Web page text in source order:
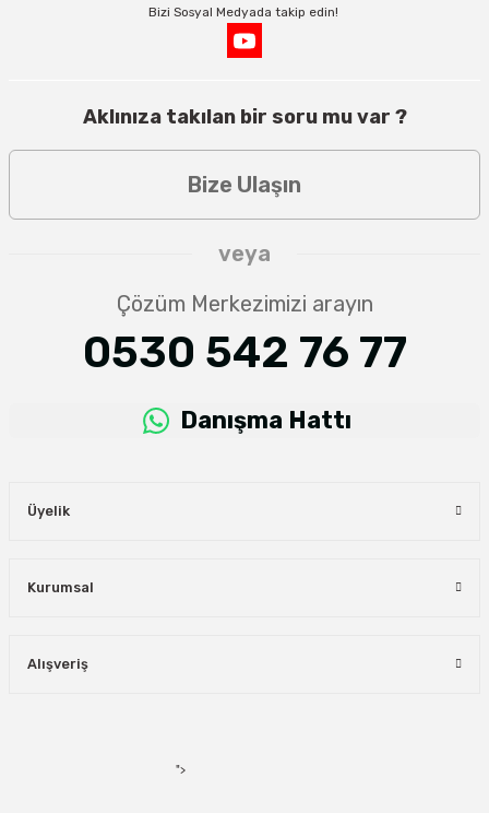
Bizi Sosyal Medyada takip edin!
Aklınıza takılan bir soru mu var ?
Bize Ulaşın
veya
Çözüm Merkezimizi arayın
0530 542 76 77
Danışma Hattı
Üyelik
Kurumsal
Alışveriş
">